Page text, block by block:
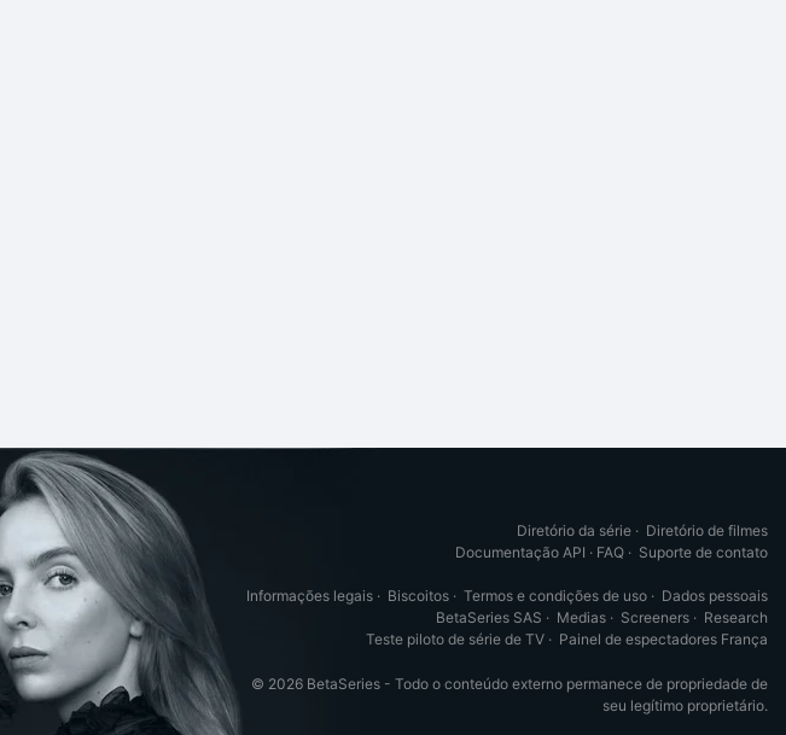
Diretório da série · Diretório de filmes
Documentação API · FAQ · Suporte de contato
Informações legais · Biscoitos · Termos e condições de uso · Dados pessoais
BetaSeries SAS · Medias · Screeners · Research
Teste piloto de série de TV · Painel de espectadores França
© 2026 BetaSeries - Todo o conteúdo externo permanece de propriedade de
seu legítimo proprietário.